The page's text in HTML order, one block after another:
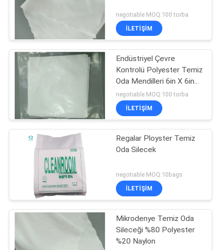
negotiable MOQ:100 torba
İLETIŞIM
Endüstriyel Çevre
Kontrolü Polyester Temiz
Oda Mendilleri 6in X 6in
100 ADET
negotiable MOQ:100 torba
İLETIŞIM
Regalar Ployster Temiz
Oda Silecek
negotiable MOQ:10bags
İLETIŞIM
Mikrodenye Temiz Oda
Sileceği %80 Polyester
%20 Naylon